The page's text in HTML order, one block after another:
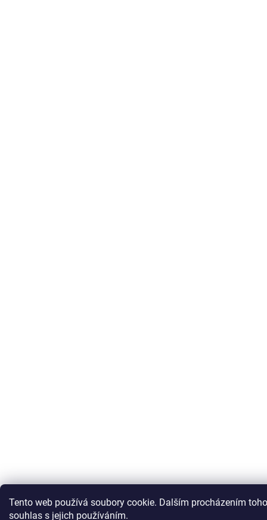
Tento web používá soubory cookie. Dalším procházením
souhlas s jejich používáním.